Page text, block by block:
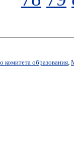
комитета образования,